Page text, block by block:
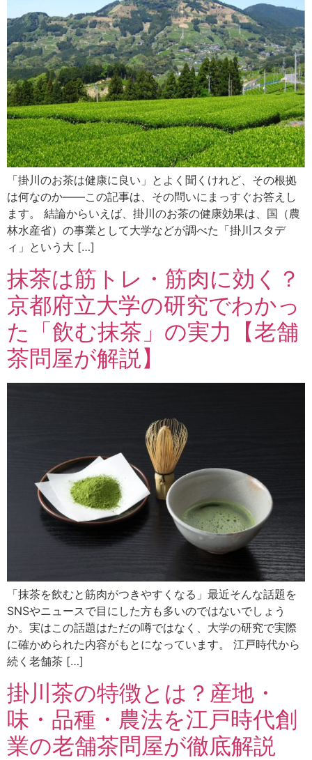
「掛川のお茶は健康に良い」とよく聞くけれど、その根拠
は何なのか――この記事は、その問いにまっすぐお答えし
ます。 結論からいえば、掛川のお茶の健康効果は、国（農
林水産省）の事業として大学などが調べた「掛川スタデ
ィ」という大 […]
抹茶は筋トレ・筋肉に効く？
京都府立大学の研究でわかっ
た「飲む抹茶」の実力【老舗
茶問屋が解説】
「抹茶を飲むと筋肉がつきやすくなる」最近そんな話題を
SNSやニュースで目にした方も多いのではないでしょう
か。実はこの話題はただの噂ではなく、大学の研究で実際
に確かめられた内容がもとになっています。 江戸時代から
続く老舗茶 […]
掛川茶の特徴とは？産地・
味・品種・農法を江戸時代創
業の老舗茶問屋が徹底解説